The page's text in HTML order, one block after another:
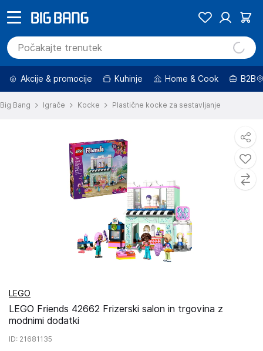
Akcije & promocije Kuhinje Home & Cook B2B
Big Bang Igrače Kocke Plastične kocke za sestavljanje
LEGO
LEGO Friends 42662 Frizerski salon in trgovina z
modnimi dodatki
ID: 21681135